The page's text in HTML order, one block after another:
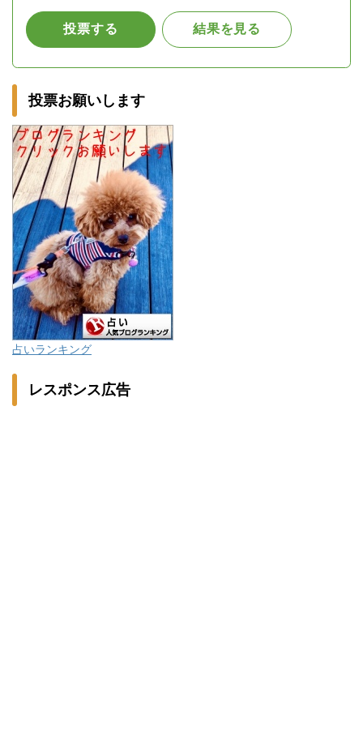
投票お願いします
占いランキング
レスポンス広告